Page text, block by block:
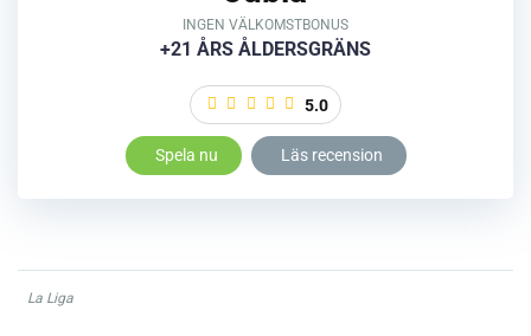
INGEN VÄLKOMSTBONUS
+21 ÅRS ÅLDERSGRÄNS
5.0
Spela nu Läs recension
La Liga